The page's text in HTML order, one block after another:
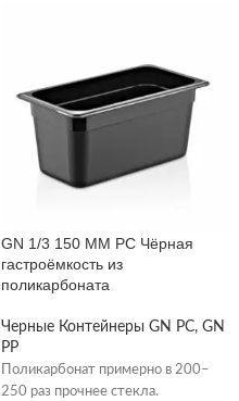
GN 1/3 150 MM PC Чёрная
гастроёмкость из
поликарбоната
Черные Контейнеры GN PC, GN
PP
Поликарбонат примерно в 200–
250 раз прочнее стекла.